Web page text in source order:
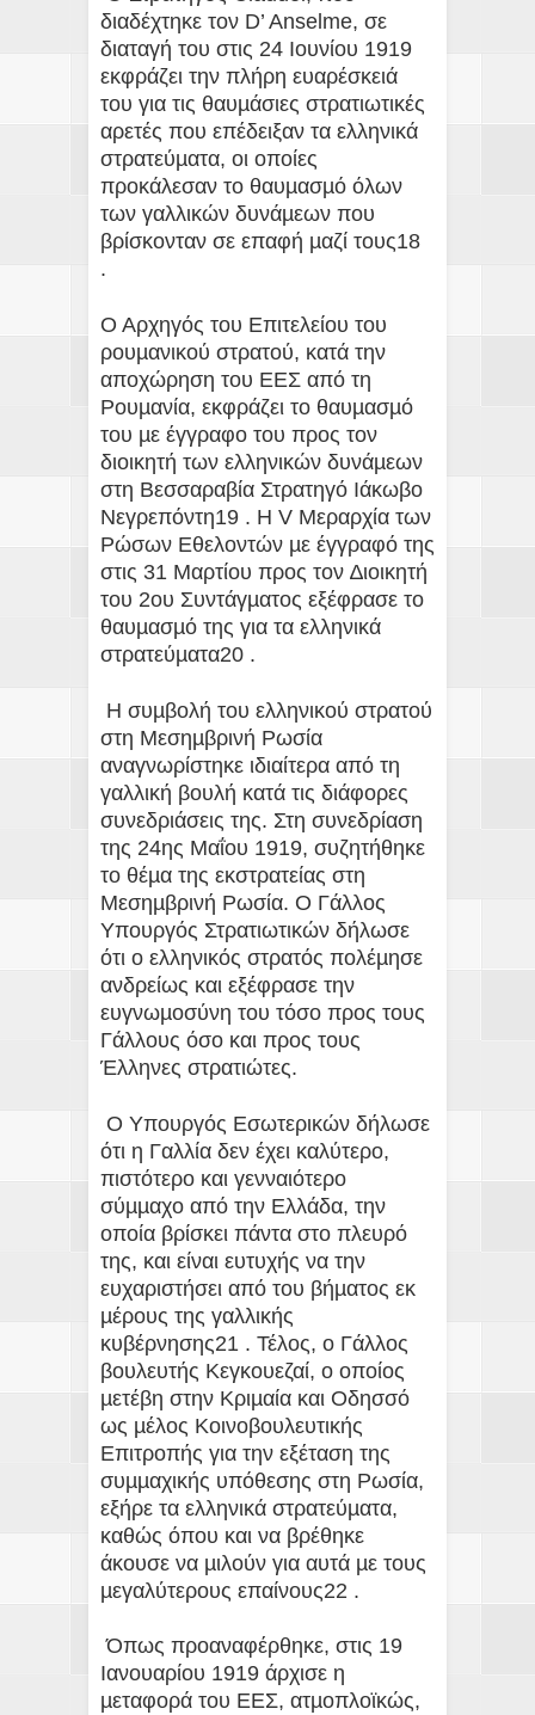
διαδέχτηκε τον D’ Anselme, σε
διαταγή του στις 24 Ιουνίου 1919
εκφράζει την πλήρη ευαρέσκειά
του για τις θαυµάσιες στρατιωτικές
αρετές που επέδειξαν τα ελληνικά
στρατεύµατα, οι οποίες
προκάλεσαν το θαυµασµό όλων
των γαλλικών δυνάµεων που
βρίσκονταν σε επαφή µαζί τους18
.
Ο Αρχηγός του Επιτελείου του
ρουµανικού στρατού, κατά την
αποχώρηση του ΕΕΣ από τη
Ρουµανία, εκφράζει το θαυµασµό
του µε έγγραφο του προς τον
διοικητή των ελληνικών δυνάµεων
στη Βεσσαραβία Στρατηγό Ιάκωβο
Νεγρεπόντη19 . Η V Mεραρχία των
Ρώσων Εθελοντών µε έγγραφό της
στις 31 Μαρτίου προς τον ∆ιοικητή
του 2ου Συντάγµατος εξέφρασε το
θαυµασµό της για τα ελληνικά
στρατεύµατα20 .
Η συµβολή του ελληνικού στρατού
στη Μεσηµβρινή Ρωσία
αναγνωρίστηκε ιδιαίτερα από τη
γαλλική βουλή κατά τις διάφορες
συνεδριάσεις της. Στη συνεδρίαση
της 24ης Μαΐου 1919, συζητήθηκε
το θέµα της εκστρατείας στη
Μεσηµβρινή Ρωσία. O Γάλλος
Υπουργός Στρατιωτικών δήλωσε
ότι ο ελληνικός στρατός πολέµησε
ανδρείως και εξέφρασε την
ευγνωµοσύνη του τόσο προς τους
Γάλλους όσο και προς τους
Έλληνες στρατιώτες.
Ο Υπουργός Εσωτερικών δήλωσε
ότι η Γαλλία δεν έχει καλύτερο,
πιστότερο και γενναιότερο
σύµµαχο από την Ελλάδα, την
οποία βρίσκει πάντα στο πλευρό
της, και είναι ευτυχής να την
ευχαριστήσει από του βήµατος εκ
µέρους της γαλλικής
κυβέρνησης21 . Τέλος, ο Γάλλος
βουλευτής Κεγκουεζαί, ο οποίος
µετέβη στην Κριµαία και Οδησσό
ως µέλος Κοινοβουλευτικής
Επιτροπής για την εξέταση της
συµµαχικής υπόθεσης στη Ρωσία,
εξήρε τα ελληνικά στρατεύµατα,
καθώς όπου και να βρέθηκε
άκουσε να µιλούν για αυτά µε τους
µεγαλύτερους επαίνους22 .
Όπως προαναφέρθηκε, στις 19
Ιανουαρίου 1919 άρχισε η
µεταφορά του ΕΕΣ, ατµοπλοϊκώς,